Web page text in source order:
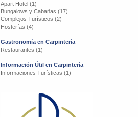
Apart Hotel (1)
Bungalows y Cabañas (17)
Complejos Turísticos (2)
Hosterías (4)
Gastronomía en Carpintería
Restaurantes (1)
Información Útil en Carpintería
Informaciones Turísticas (1)